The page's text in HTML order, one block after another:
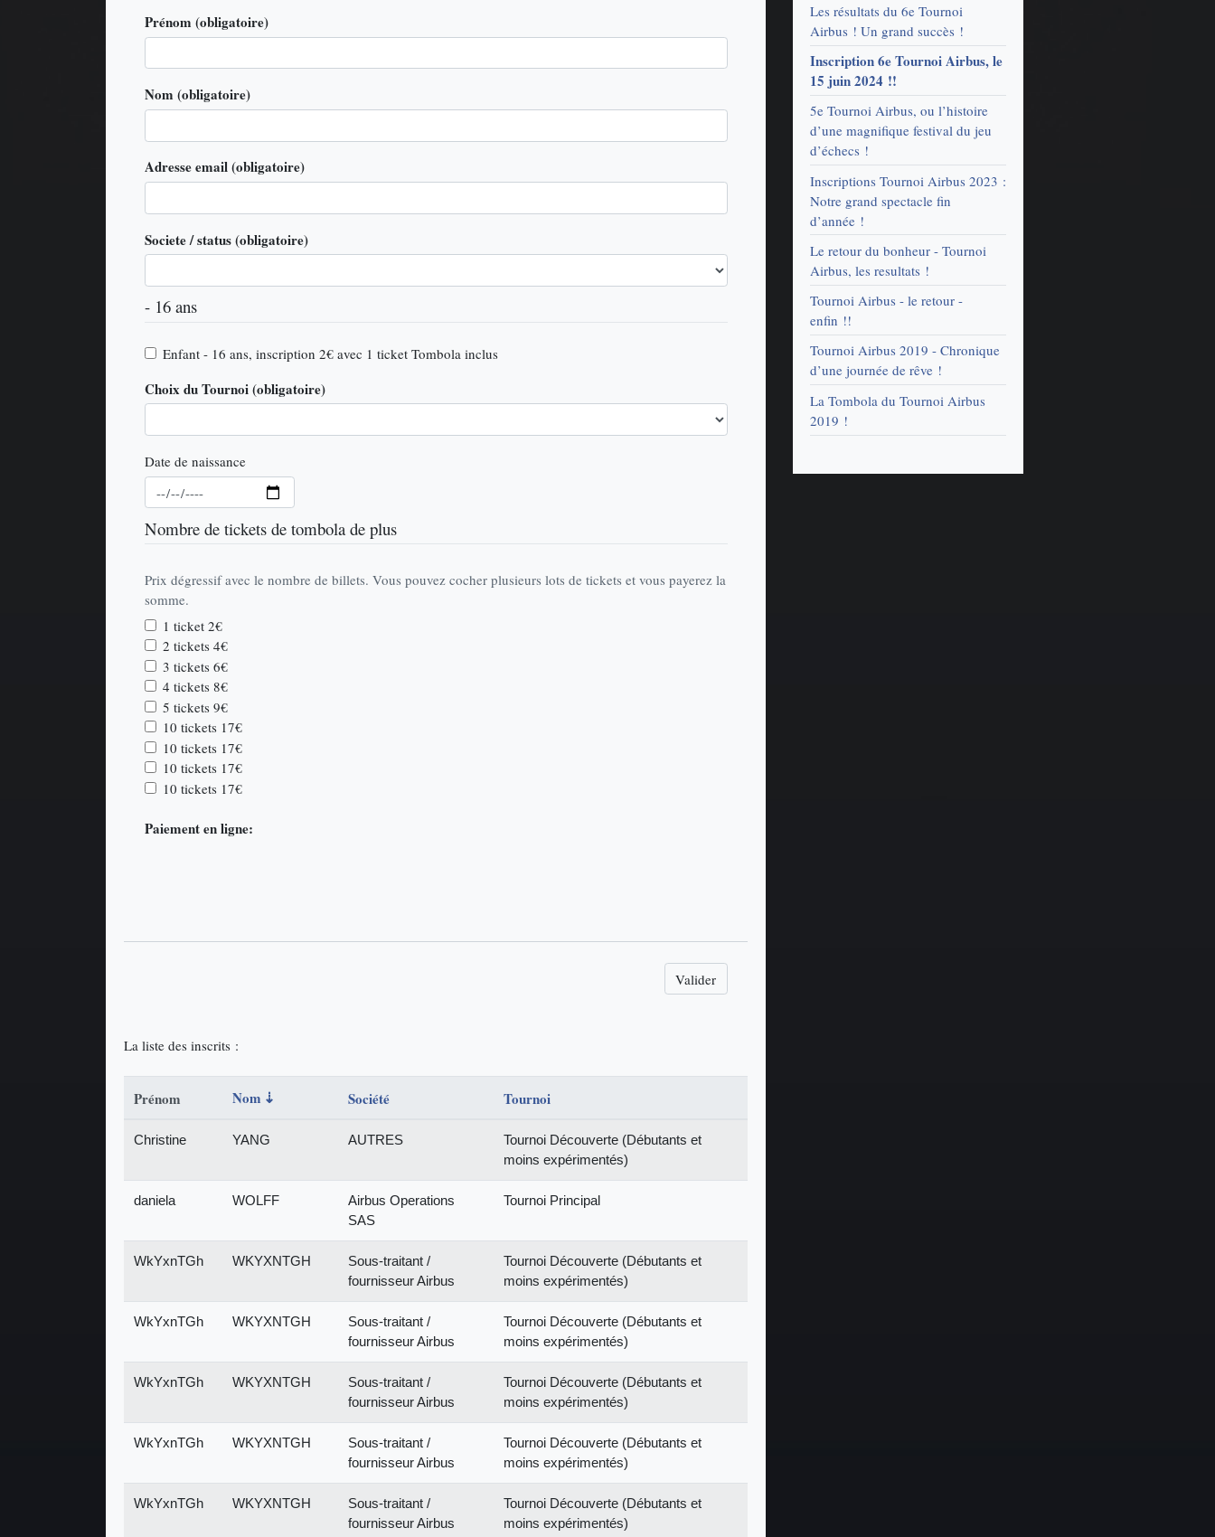
Prénom (obligatoire)
Nom (obligatoire)
Adresse email(obligatoire)
Societe / status(obligatoire)
- 16 ans
Enfant - 16 ans, inscription 2€ avec 1 ticket Tombola inclus
Choix du Tournoi(obligatoire)
Date de naissance
Nombre de tickets de tombola de plus
Prix dégressif avec le nombre de billets. Vous pouvez cocher plusieurs lots de tickets et vous payerez la
somme.
1 ticket 2€
2 tickets 4€
3 tickets 6€
4 tickets 8€
5 tickets 9€
10 tickets 17€
10 tickets 17€
10 tickets 17€
10 tickets 17€
Paiement en ligne:
Valider
La liste des inscrits :
Prénom Nom Société Tournoi
Christine YANG AUTRES
Tournoi Découverte (Débutants et
moins expérimentés)
daniela WOLFF
Airbus Operations
SAS
Tournoi Principal
WkYxnTGh WKYXNTGH
Sous-traitant /
fournisseur Airbus
Tournoi Découverte (Débutants et
moins expérimentés)
WkYxnTGh WKYXNTGH
Sous-traitant /
fournisseur Airbus
Tournoi Découverte (Débutants et
moins expérimentés)
WkYxnTGh WKYXNTGH
Sous-traitant /
fournisseur Airbus
Tournoi Découverte (Débutants et
moins expérimentés)
WkYxnTGh WKYXNTGH
Sous-traitant /
fournisseur Airbus
Tournoi Découverte (Débutants et
moins expérimentés)
WkYxnTGh WKYXNTGH
Sous-traitant /
fournisseur Airbus
Tournoi Découverte (Débutants et
moins expérimentés)
Les résultats du 6e Tournoi
Airbus ! Un grand succès !
Inscription 6e Tournoi Airbus, le
15 juin 2024 !!
5e Tournoi Airbus, ou l’histoire
d’une magnifique festival du jeu
d’échecs !
Inscriptions Tournoi Airbus 2023 :
Notre grand spectacle fin
d’année !
Le retour du bonheur - Tournoi
Airbus, les resultats !
Tournoi Airbus - le retour -
enfin !!
Tournoi Airbus 2019 - Chronique
d’une journée de rêve !
La Tombola du Tournoi Airbus
2019 !